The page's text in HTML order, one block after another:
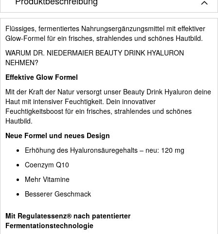
Flüssiges, fermentiertes Nahrungsergänzungsmittel mit effektiver
Glow-Formel für ein frisches, strahlendes und schönes Hautbild.
WARUM DR. NIEDERMAIER BEAUTY DRINK HYALURON
NEHMEN?
Effektive Glow Formel
Mit der Kraft der Natur versorgt unser Beauty Drink Hyaluron deine
Haut mit intensiver Feuchtigkeit. Dein innovativer
Feuchtigkeitsboost für ein frisches, strahlendes und schönes
Hautbild.
Neue Formel und neues Design
Erhöhung des Hyaluronsäuregehalts – neu: 120 mg
Coenzym Q10
Mehr Vitamine
Besserer Geschmack
Mit Regulatessenz® nach patentierter
Fermentationstechnologie